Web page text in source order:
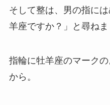
そして整は、男の指に
羊座ですか？」と尋ねま
指輪に牡羊座のマーク
から。